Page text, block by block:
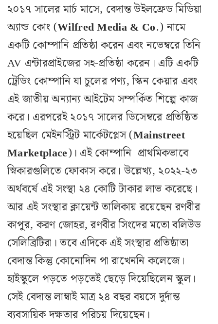
২০১৭ সালের মার্চ মাসে, বেদান্ত উইলফ্রেড মিডিয়া
অ্যান্ড কোং (Wilfred Media & Co.) নামে
একটি কোম্পানি প্রতিষ্ঠা করেন এবং নভেম্বরে তিনি
AV এন্টারপ্রাইজের সহ-প্রতিষ্ঠা করেন। এটি একটি
ট্রেডিং কোম্পানি যা চুলের পণ্য, স্কিন কেয়ার এবং
এই জাতীয় অন্যান্য আইটেম সম্পর্কিত শিল্পে কাজ
করে। এরপরেই ২০১৭ সালের ডিসেম্বরে প্রতিষ্ঠিত
হয়েছিল মেইনস্ট্রিট মার্কেটপ্লেস (Mainstreet
Marketplace)। এই কোম্পানি প্রাথমিকভাবে
স্নিকারগুলিতে ফোকাস করে। উল্লেখ্য, ২০২২-২৩
অর্থবর্ষে এই সংস্থা ২৪ কোটি টাকার লাভ করেছে।
আর এই সংস্থার ক্লায়েন্ট তালিকায় রয়েছেন রণবীর
কাপুর, করণ জোহর, রণবীর সিংদের মতো বলিউড
সেলিব্রিটিরা। তবে এদিকে এই সংস্থার প্রতিষ্ঠাতা
বেদান্ত কিন্তু কোনোদিন পা রাখেননি কলেজে।
হাইস্কুলে পড়তে পড়তেই ছেড়ে দিয়েছিলেন স্কুল।
সেই বেদান্ত লাম্বাই মাত্র ২৪ বছর বয়সে দুর্দান্ত
ব্যবসায়িক দক্ষতার পরিচয় দিয়েছেন।